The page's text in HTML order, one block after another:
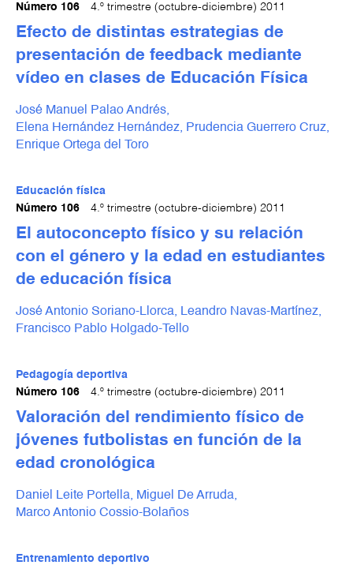
Número 106
4.º trimestre (octubre-diciembre) 2011
Efecto de distintas estrategias de
presentación de feedback mediante
vídeo en clases de Educación Física
José Manuel Palao Andrés,
Elena Hernández Hernández, Prudencia Guerrero Cruz,
Enrique Ortega del Toro
Educación física
Número 106
4.º trimestre (octubre-diciembre) 2011
El autoconcepto físico y su relación
con el género y la edad en estudiantes
de educación física
José Antonio Soriano-Llorca, Leandro Navas-Martínez,
Francisco Pablo Holgado-Tello
Pedagogía deportiva
Número 106
4.º trimestre (octubre-diciembre) 2011
Valoración del rendimiento físico de
jóvenes futbolistas en función de la
edad cronológica
Daniel Leite Portella, Miguel De Arruda,
Marco Antonio Cossio-Bolaños
Entrenamiento deportivo